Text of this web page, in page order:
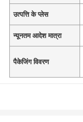
उत्पत्ति के प्लेस
न्यूनतम आदेश मात्रा
पैकेजिंग विवरण